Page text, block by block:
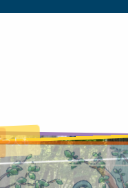
打つ人も